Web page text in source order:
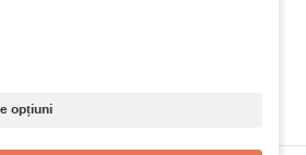
opțiuni